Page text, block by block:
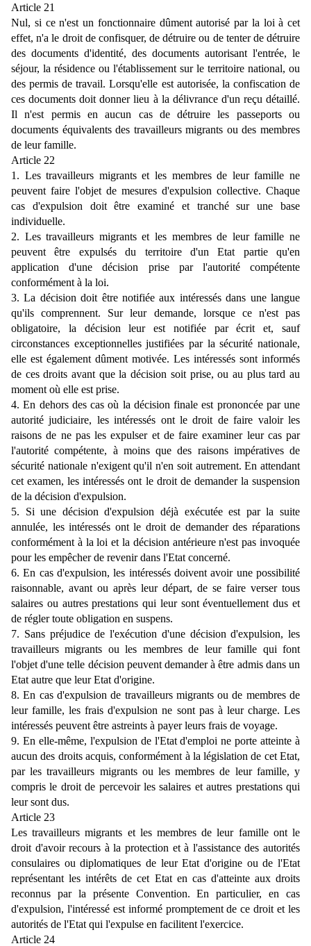
Article 21
Nul, si ce n'est un fonctionnaire dûment autorisé par la loi à cet
effet, n'a le droit de confisquer, de détruire ou de tenter de détruire
des documents d'identité, des documents autorisant l'entrée, le
séjour, la résidence ou l'établissement sur le territoire national, ou
des permis de travail. Lorsqu'elle est autorisée, la confiscation de
ces documents doit donner lieu à la délivrance d'un reçu détaillé.
Il n'est permis en aucun cas de détruire les passeports ou
documents équivalents des travailleurs migrants ou des membres
de leur famille.
Article 22
1. Les travailleurs migrants et les membres de leur famille ne
peuvent faire l'objet de mesures d'expulsion collective. Chaque
cas d'expulsion doit être examiné et tranché sur une base
individuelle.
2. Les travailleurs migrants et les membres de leur famille ne
peuvent être expulsés du territoire d'un Etat partie qu'en
application d'une décision prise par l'autorité compétente
conformément à la loi.
3. La décision doit être notifiée aux intéressés dans une langue
qu'ils comprennent. Sur leur demande, lorsque ce n'est pas
obligatoire, la décision leur est notifiée par écrit et, sauf
circonstances exceptionnelles justifiées par la sécurité nationale,
elle est également dûment motivée. Les intéressés sont informés
de ces droits avant que la décision soit prise, ou au plus tard au
moment où elle est prise.
4. En dehors des cas où la décision finale est prononcée par une
autorité judiciaire, les intéressés ont le droit de faire valoir les
raisons de ne pas les expulser et de faire examiner leur cas par
l'autorité compétente, à moins que des raisons impératives de
sécurité nationale n'exigent qu'il n'en soit autrement. En attendant
cet examen, les intéressés ont le droit de demander la suspension
de la décision d'expulsion.
5. Si une décision d'expulsion déjà exécutée est par la suite
annulée, les intéressés ont le droit de demander des réparations
conformément à la loi et la décision antérieure n'est pas invoquée
pour les empêcher de revenir dans l'Etat concerné.
6. En cas d'expulsion, les intéressés doivent avoir une possibilité
raisonnable, avant ou après leur départ, de se faire verser tous
salaires ou autres prestations qui leur sont éventuellement dus et
de régler toute obligation en suspens.
7. Sans préjudice de l'exécution d'une décision d'expulsion, les
travailleurs migrants ou les membres de leur famille qui font
l'objet d'une telle décision peuvent demander à être admis dans un
Etat autre que leur Etat d'origine.
8. En cas d'expulsion de travailleurs migrants ou de membres de
leur famille, les frais d'expulsion ne sont pas à leur charge. Les
intéressés peuvent être astreints à payer leurs frais de voyage.
9. En elle-même, l'expulsion de l'Etat d'emploi ne porte atteinte à
aucun des droits acquis, conformément à la législation de cet Etat,
par les travailleurs migrants ou les membres de leur famille, y
compris le droit de percevoir les salaires et autres prestations qui
leur sont dus.
Article 23
Les travailleurs migrants et les membres de leur famille ont le
droit d'avoir recours à la protection et à l'assistance des autorités
consulaires ou diplomatiques de leur Etat d'origine ou de l'Etat
représentant les intérêts de cet Etat en cas d'atteinte aux droits
reconnus par la présente Convention. En particulier, en cas
d'expulsion, l'intéressé est informé promptement de ce droit et les
autorités de l'Etat qui l'expulse en facilitent l'exercice.
Article 24